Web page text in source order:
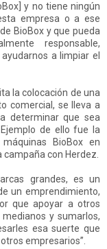
y no tiene ningún
empresa o a ese
BioBox y que pueda
responsable,
a limpiar el
la colocación de una
comercial, se lleva a
determinar que sea
de ello fue la
BioBox en
con Herdez.
grandes, es un
un emprendimiento,
que apoyar a otros
y sumarlos,
esa suerte que
empresarios”.